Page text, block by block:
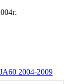
2004-2009